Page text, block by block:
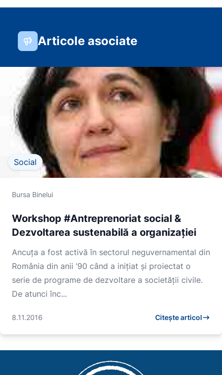
Articole asociate
Social
Bursa Binelui
Workshop #Antreprenoriat social &
Dezvoltarea sustenabilă a organizației
Ancuța a fost activă în sectorul neguvernamental din
România din anii ’90 când a inițiat și proiectat o
serie de programe de dezvoltare a societății civile.
De atunci înc...
8.11.2016 Citește articol